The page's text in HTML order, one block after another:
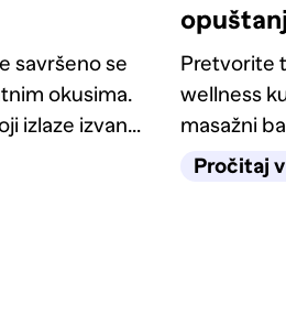
savršeno se
okusima.
izlaze izvan
Pretvorite
wellness
masažni
Pročitaj